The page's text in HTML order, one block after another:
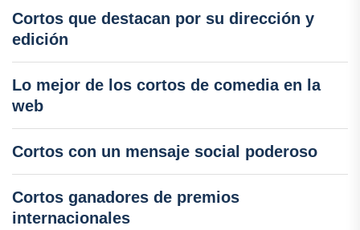
Cortos que destacan por su dirección y
edición
Lo mejor de los cortos de comedia en la
web
Cortos con un mensaje social poderoso
Cortos ganadores de premios
internacionales